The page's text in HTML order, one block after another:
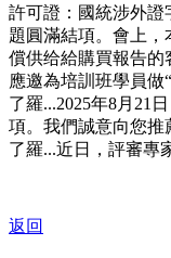
許可證：國統涉外證
題圓滿結項。會上
償供给給購買報告的
應邀為培訓班學員做
了羅...2025年8月21
項。我們誠意向您推
了羅...近日，評審專
返回